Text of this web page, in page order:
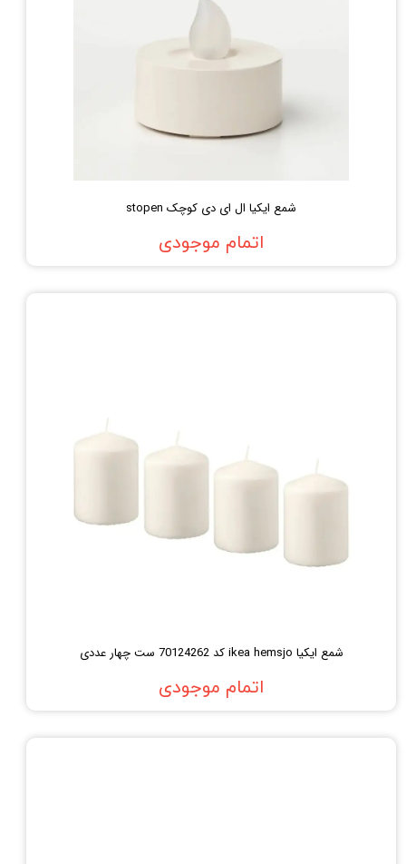
شمع ایکیا ال ای دی کوچک stopen
اتمام موجودی
شمع ایکیا ikea hemsjo کد 70124262 ست چهار عددی
اتمام موجودی